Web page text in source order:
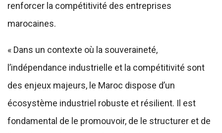
renforcer la compétitivité des entreprises
marocaines.
« Dans un contexte où la souveraineté,
l’indépendance industrielle et la compétitivité sont
des enjeux majeurs, le Maroc dispose d’un
écosystème industriel robuste et résilient. Il est
fondamental de le promouvoir, de le structurer et de